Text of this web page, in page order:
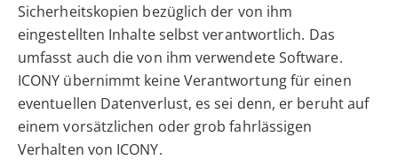
Sicherheitskopien bezüglich der von ihm
eingestellten Inhalte selbst verantwortlich. Das
umfasst auch die von ihm verwendete Software.
ICONY übernimmt keine Verantwortung für einen
eventuellen Datenverlust, es sei denn, er beruht auf
einem vorsätzlichen oder grob fahrlässigen
Verhalten von ICONY.